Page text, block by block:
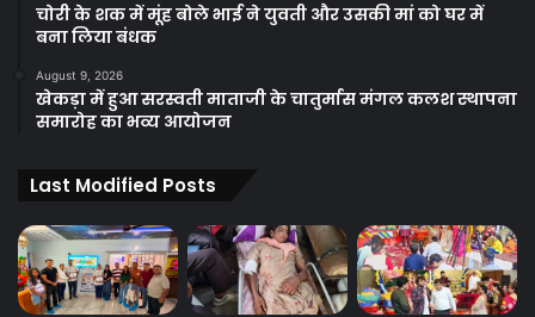
चोरी के शक में मूंह बोले भाई ने युवती और उसकी मां को घर में
बना लिया बंधक
August 9, 2026
खेकड़ा में हुआ सरस्वती माताजी के चातुर्मास मंगल कलश स्थापना
समारोह का भव्य आयोजन
Last Modified Posts